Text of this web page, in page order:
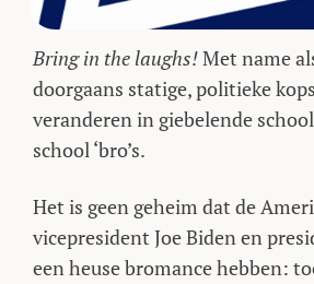
Bring in the laughs!Met name
doorgaans statige, politieke
veranderen in giebelende
school ‘bro’s.
Het is geen geheim dat de
vicepresident Joe Biden en
een heuse bromance hebben: